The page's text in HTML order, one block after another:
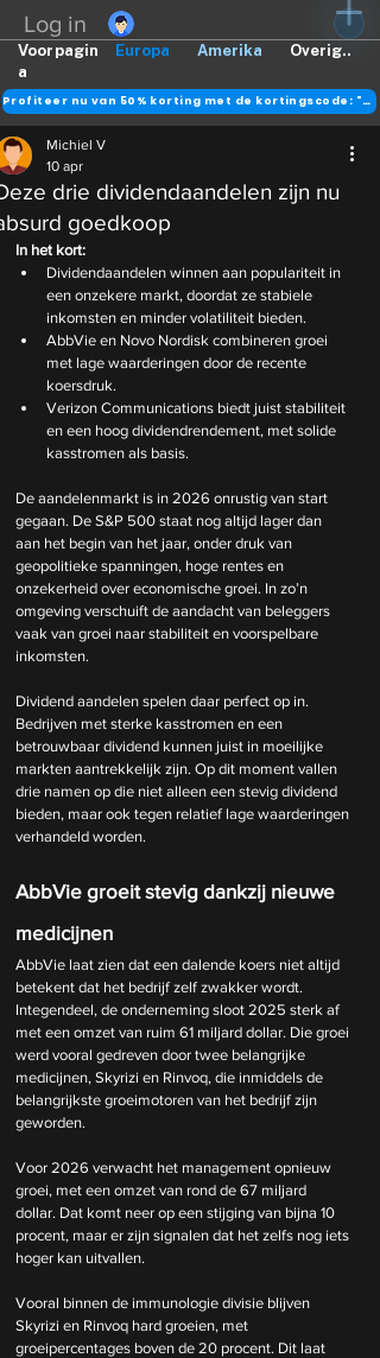
Log in
Europa Amerika Overig..
Voorpagin
a
Profiteer nu van 50% korting met de kortingscode: "DANK"
drie dividendaandelen zijn nu
goedkoop
Michiel V
10 apr
In het kort:
Dividendaandelen winnen aan populariteit in
een onzekere markt, doordat ze stabiele
inkomsten en minder volatiliteit bieden.
AbbVie en Novo Nordisk combineren groei
met lage waarderingen door de recente
koersdruk.
Verizon Communications biedt juist stabiliteit
en een hoog dividendrendement, met solide
kasstromen als basis.
De aandelenmarkt is in 2026 onrustig van start
gegaan. De S&P 500 staat nog altijd lager dan
aan het begin van het jaar, onder druk van
geopolitieke spanningen, hoge rentes en
onzekerheid over economische groei. In zo’n
omgeving verschuift de aandacht van beleggers
vaak van groei naar stabiliteit en voorspelbare
inkomsten.
Dividend aandelen spelen daar perfect op in.
Bedrijven met sterke kasstromen en een
betrouwbaar dividend kunnen juist in moeilijke
markten aantrekkelijk zijn. Op dit moment vallen
drie namen op die niet alleen een stevig dividend
bieden, maar ook tegen relatief lage waarderingen
verhandeld worden.
AbbVie groeit stevig dankzij nieuwe
medicijnen
AbbVie laat zien dat een dalende koers niet altijd
betekent dat het bedrijf zelf zwakker wordt.
Integendeel, de onderneming sloot 2025 sterk af
met een omzet van ruim 61 miljard dollar. Die groei
werd vooral gedreven door twee belangrijke
medicijnen, Skyrizi en Rinvoq, die inmiddels de
belangrijkste groeimotoren van het bedrijf zijn
geworden.
Voor 2026 verwacht het management opnieuw
groei, met een omzet van rond de 67 miljard
dollar. Dat komt neer op een stijging van bijna 10
procent, maar er zijn signalen dat het zelfs nog iets
hoger kan uitvallen.
Vooral binnen de immunologie divisie blijven
Skyrizi en Rinvoq hard groeien, met
groeipercentages boven de 20 procent. Dit laat